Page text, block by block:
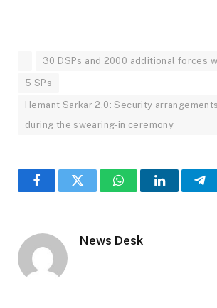
30 DSPs and 2000 additional forces
5 SPs
Hemant Sarkar 2.0: Security
during the swearing-in ceremony
FacebookTwitter WhatsAppLinkedIn
News Desk